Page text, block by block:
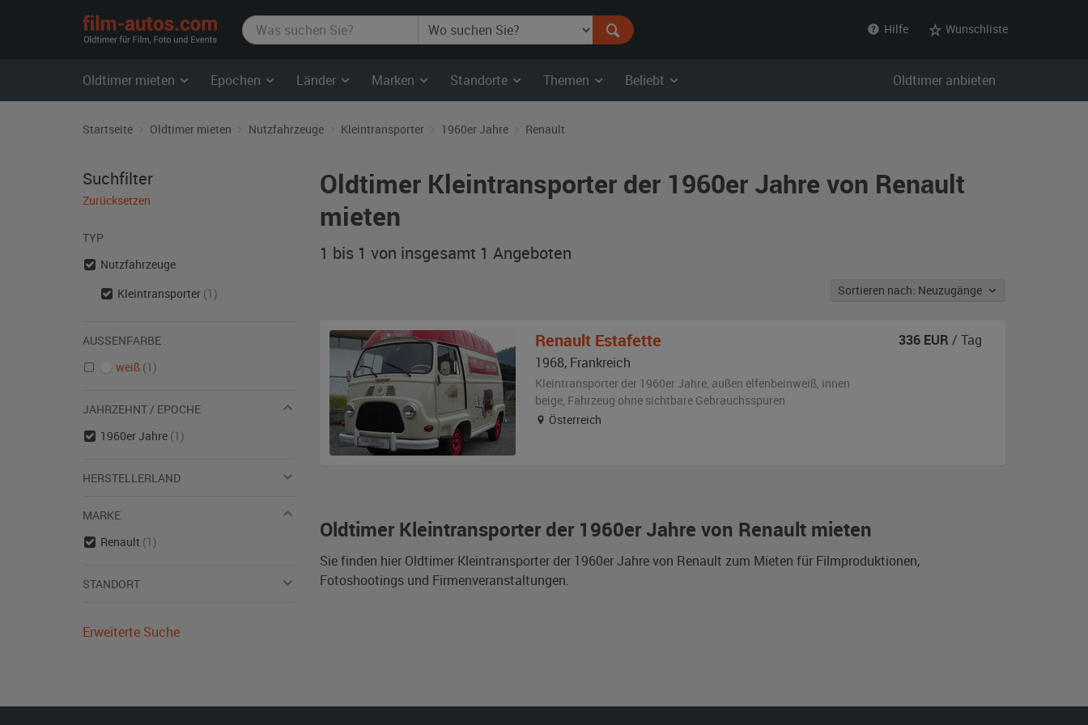
film-
autos.com
Hilfe Wunschliste
Oldtimer mieten Epochen Länder Marken Standorte Themen Beliebt Oldtimer anbieten
Startseite Oldtimer mieten Nutzfahrzeuge Kleintransporter 1960er Jahre Renault
Oldtimer Kleintransporter der 1960er Jahre von Renault
mieten
1 bis 1 von insgesamt 1 Angeboten
Sortieren nach: Neuzugänge
Oldtimer Kleintransporter der 1960er Jahre von Renault mieten
Sie finden hier Oldtimer Kleintransporter der 1960er Jahre von Renault zum Mieten für Filmproduktionen,
Fotoshootings und Firmenveranstaltungen.
Renault Estafette
1968, Frankreich
Kleintransporter der 1960er Jahre, außen elfenbeinweiß, innen
beige, Fahrzeug ohne sichtbare Gebrauchsspuren
Österreich
336 EUR / Tag
Suchfilter
Zurücksetzen
TYP
Nutzfahrzeuge
Kleintransporter (1)
AUSSENFARBE
weiß (1)
JAHRZEHNT / EPOCHE
1960er Jahre (1)
HERSTELLERLAND
MARKE
Renault (1)
STANDORT
Erweiterte Suche